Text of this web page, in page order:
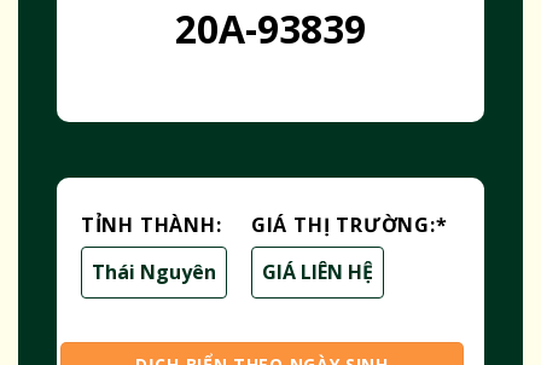
20A-93839
TỈNH THÀNH:
Thái Nguyên
GIÁ THỊ TRƯỜNG:*
GIÁ LIÊN HỆ